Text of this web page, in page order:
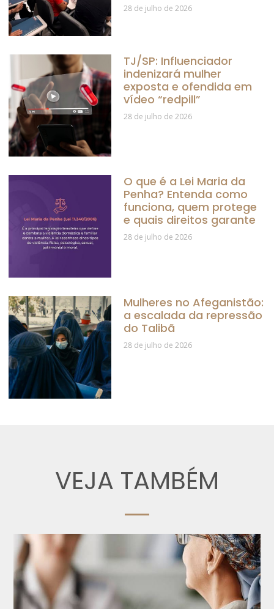
28 de julho de 2026
TJ/SP: Influenciador
indenizará mulher
exposta e ofendida em
vídeo “redpill”
28 de julho de 2026
O que é a Lei Maria da
Penha? Entenda como
funciona, quem protege
e quais direitos garante
28 de julho de 2026
Mulheres no Afeganistão:
a escalada da repressão
do Talibã
28 de julho de 2026
VEJA TAMBÉM